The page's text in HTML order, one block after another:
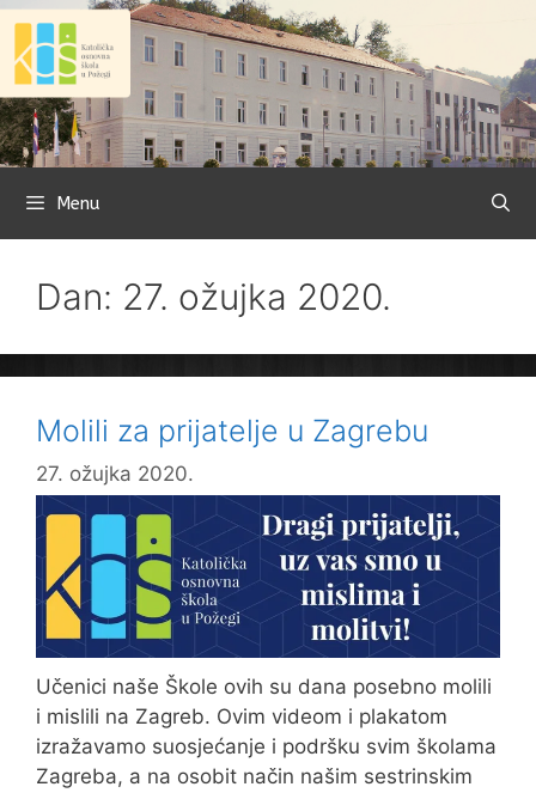
Preskoči
sadržaj
Menu
Dan: 27. ožujka 2020.
Molili za prijatelje u Zagrebu
27. ožujka 2020.
Učenici naše Škole ovih su dana posebno molili
i mislili na Zagreb. Ovim videom i plakatom
izražavamo suosjećanje i podršku svim školama
Zagreba, a na osobit način našim sestrinskim